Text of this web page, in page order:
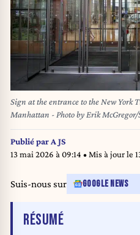
Sign at the entrance to the New York
Manhattan - Photo by Erik McGregor/
Publié par A JS
13 mai 2026 à 09:14 • Mis à jour le
Suis-nous sur GOOGLE NEWS
RÉSUMÉDE L'ARTICLE